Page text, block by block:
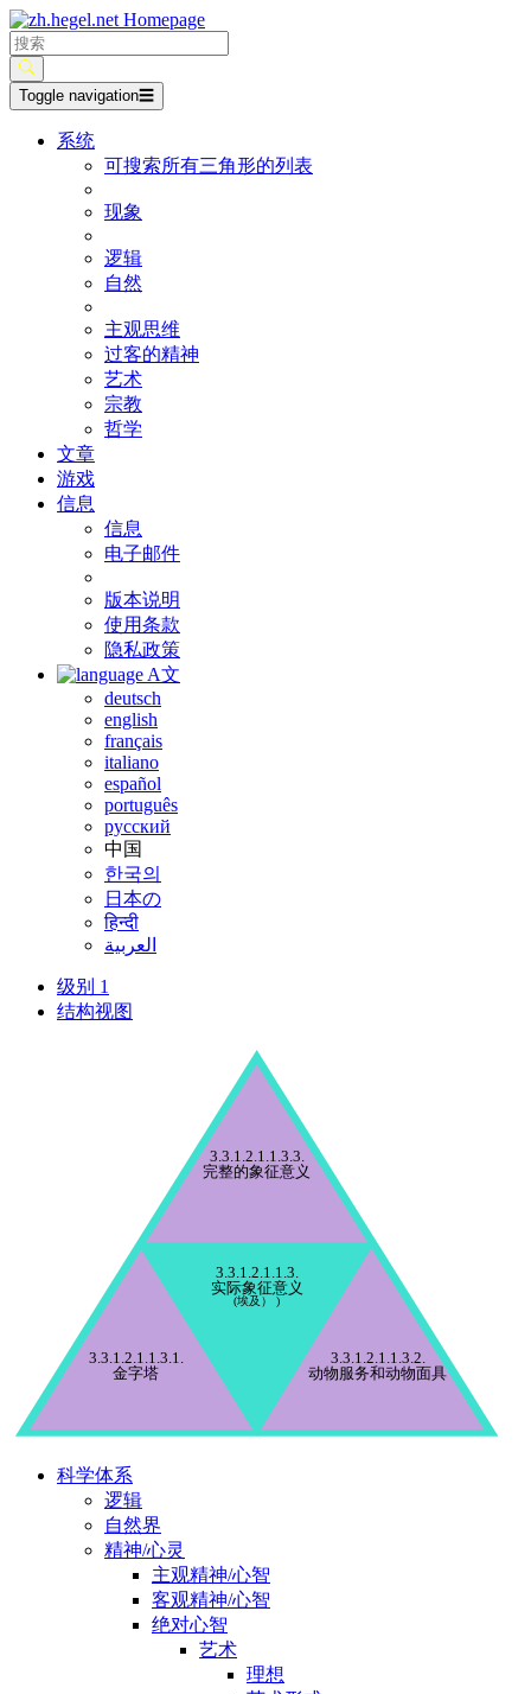
Toggle navigation☰
系统
可搜索所有三角形的列表
现象
逻辑
自然
主观思维
过客的精神
艺术
宗教
哲学
文章
游戏
信息
信息
电子邮件
版本说明
使用条款
隐私政策
A文
deutsch
english
français
italiano
español
português
русский
中国
한국의
日本の
हिन्दी
العربية
级别 1
结构视图
3.3.1.2.1.1.3.
实际象征意义
(埃及） )
3.3.1.2.1.1.3.1.
金字塔
3.3.1.2.1.1.3.2.
动物服务和动物面具
3.3.1.2.1.1.3.3.
完整的象征意义
科学体系
逻辑
自然界
精神/心灵
主观精神/心智
客观精神/心智
绝对心智
艺术
理想